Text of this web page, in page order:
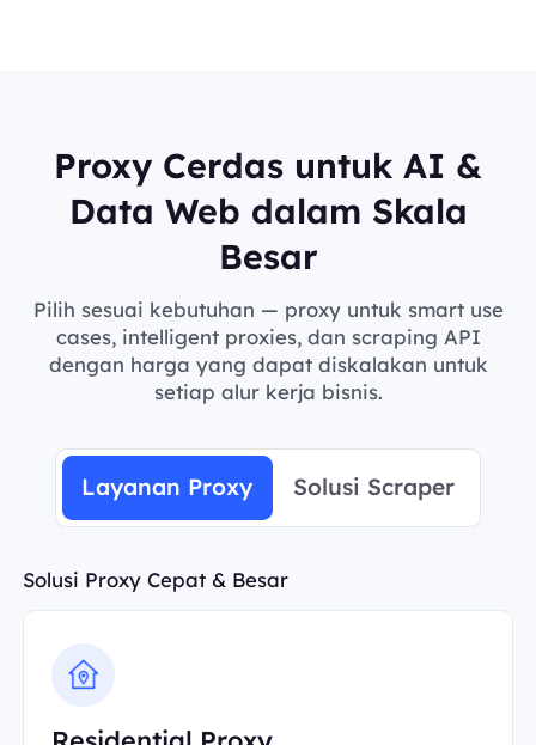
Proxy Cerdas untuk AI &
Data Web dalam Skala
Besar
Pilih sesuai kebutuhan — proxy untuk smart use
cases, intelligent proxies, dan scraping API
dengan harga yang dapat diskalakan untuk
setiap alur kerja bisnis.
Layanan Proxy Solusi Scraper
Solusi Proxy Cepat & Besar